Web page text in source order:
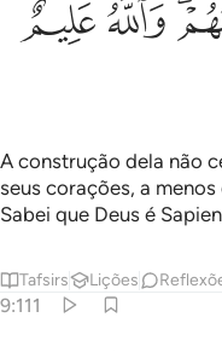
ﲡﲢ
A construção dela não
seus corações, a
Sabei que Deus é
Tafsirs Lições
9:111